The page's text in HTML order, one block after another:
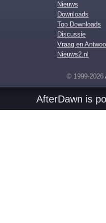
Nieuws
Downloads
Top Downloads
Discussie
Vraag en
Nieuws2.nl
© 1999-2026
AfterDawn is